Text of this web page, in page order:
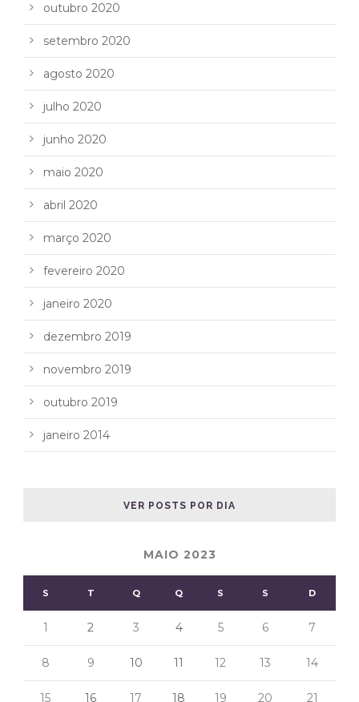
outubro 2020
setembro 2020
agosto 2020
julho 2020
junho 2020
maio 2020
abril 2020
março 2020
fevereiro 2020
janeiro 2020
dezembro 2019
novembro 2019
outubro 2019
janeiro 2014
VER POSTS POR DIA
MAIO 2023
S T Q Q S S D
1 2 3 4 5 6 7
8 9 10 11 12 13 14
15 16 17 18 19 20 21